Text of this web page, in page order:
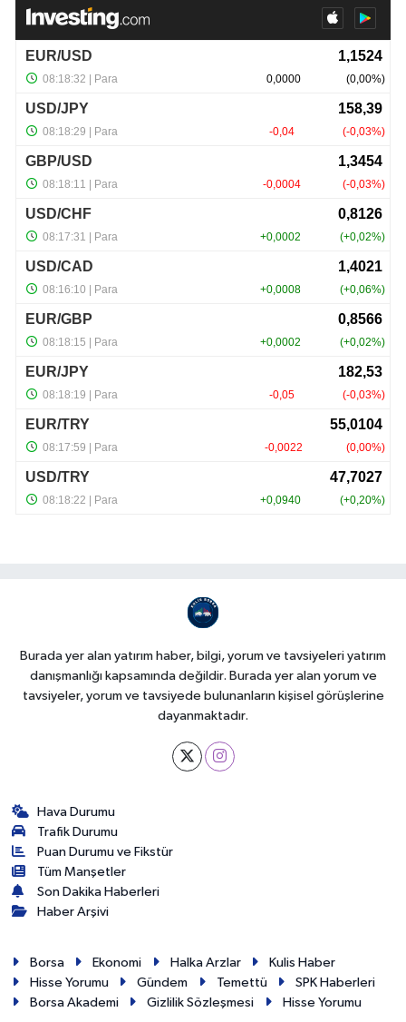
Burada yer alan yatırım haber, bilgi, yorum ve tavsiyeleri yatırım
danışmanlığı kapsamında değildir. Burada yer alan yorum ve
tavsiyeler, yorum ve tavsiyede bulunanların kişisel görüşlerine
dayanmaktadır.
Hava Durumu
Trafik Durumu
Puan Durumu ve Fikstür
Tüm Manşetler
Son Dakika Haberleri
Haber Arşivi
Borsa Ekonomi Halka Arzlar
Kulis Haber
Hisse Yorumu
Gündem Temettü
SPK Haberleri
Borsa Akademi
Gizlilik Sözleşmesi Hisse Yorumu